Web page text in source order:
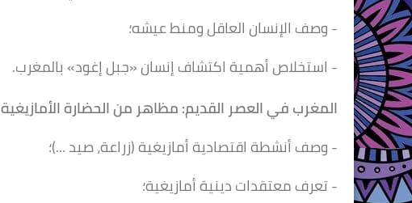
- وصف الإنسان العاقل ومنط عيشه؛
- استخلاص أهمية اكتشاف إنسان «جبل إغود» بالمغرب.
المغرب في العصر القديم:مظاهر من الحضارةالأمازيغية
- وصف أنشطة اقتصادية أمازيغية (زراعة، صيد ...)؛
- تعرف معتقدات دينية أمازيغية؛